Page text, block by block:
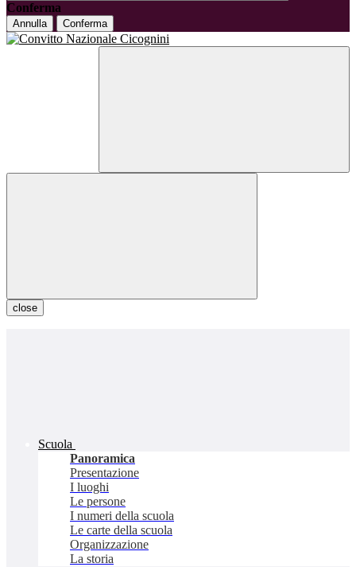
Conferma
Annulla Conferma
close
Scuola
Panoramica
Presentazione
I luoghi
Le persone
I numeri della scuola
Le carte della scuola
Organizzazione
La storia